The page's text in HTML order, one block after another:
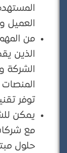
العميل
من المهم
الذين
الشركة
المنصات
توفر
يمكن
مع شركات
حلول